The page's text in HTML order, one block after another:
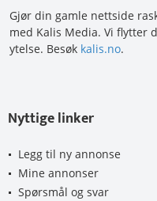
Gjør din gamle nettside
med Kalis Media. Vi flytter
ytelse. Besøk kalis.no.
Nyttige linker
Legg til ny annonse
Mine annonser
Spørsmål og svar